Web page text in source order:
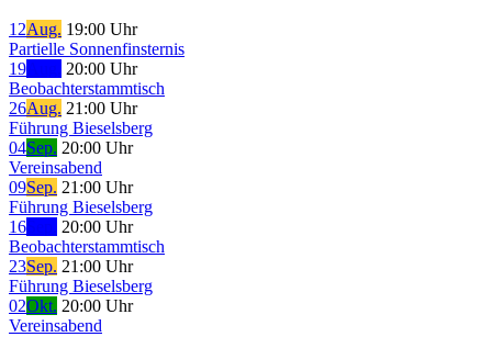
12Aug. 19:00 Uhr
Partielle Sonnenfinsternis
19
20:00 Uhr
Beobachterstammtisch
26Aug. 21:00 Uhr
Führung Bieselsberg
04Sep. 20:00 Uhr
Vereinsabend
09Sep. 21:00 Uhr
Führung Bieselsberg
16
20:00 Uhr
Beobachterstammtisch
23Sep. 21:00 Uhr
Führung Bieselsberg
02Okt. 20:00 Uhr
Vereinsabend